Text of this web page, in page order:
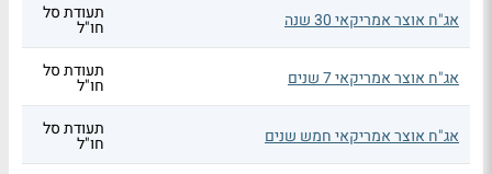
אג"ח אוצר אמריקאי 30 שנה תעודת סל
חו"ל
אג"ח אוצר אמריקאי 7 שנים תעודת סל
חו"ל
אג"ח אוצר אמריקאי חמש שנים תעודת סל
חו"ל